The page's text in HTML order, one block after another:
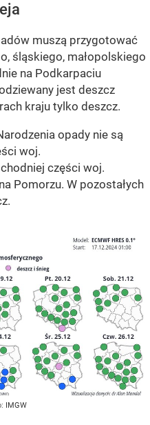
muszą przygotować
śląskiego, małopolskiego
na Podkarpaciu
jest deszcz
kraju tylko deszcz.
opady nie są
woj.
części woj.
Pomorzu. W pozostałych
IMGW